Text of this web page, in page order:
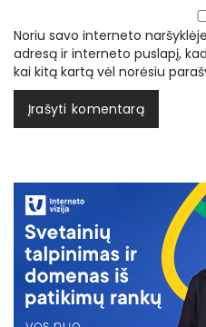
Noriu savo interneto
adresą ir interneto puslapį,
kai kitą kartą vėl norėsiu